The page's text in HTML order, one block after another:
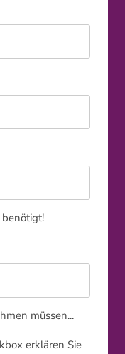
müssen...
erklären Sie